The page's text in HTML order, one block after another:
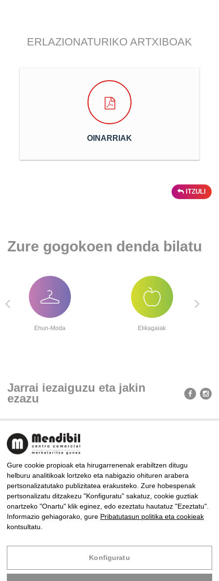
ERLAZIONATURIKO ARTXIBOAK
OINARRIAK
ITZULI
Zure gogokoen denda bilatu
Ehun-Moda Elikagaiak
Jarrai iezaiguzu eta jakin
ezazu
MENDIBIL MERKATARITZA GUNEA
Almirante Arizmendi Kalea, 9, 20302 Irun, Gipuzkoa
Tel: +34 943 63 83 94 · Fax: +34 943 63 85 86
mendibil@centrocomercialmendibil.com
Gure cookie propioak eta hirugarrenenak erabiltzen ditugu
helburu analitikoak lortzeko eta nabigazio ohituren arabera
pertsonalizatutako publizitatea erakusteko. Zure hobespenak
pertsonalizatu ditzakezu "Konfiguratu" sakatuz, cookie guztiak
onartzeko "Onartu" klik eginez, edo ezeztatu hautatuz "Ezeztatu".
Informazio gehiagorako, gure Pribatutasun politika eta cookieak
kontsultatu.
Konfiguratu